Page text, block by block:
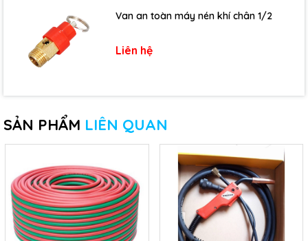
Van an toàn máy nén khí chân 1/2
Liên hệ
SẢN PHẨM LIÊN QUAN